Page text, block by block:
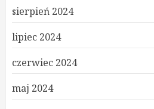
sierpień 2024
lipiec 2024
czerwiec 2024
maj 2024